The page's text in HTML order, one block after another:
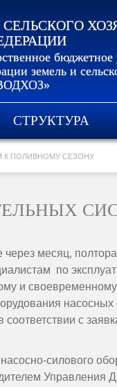
земель и
СТРУКТУРА
К ПОЛИВНОМУ СЕЗОНУ
месяц,
по
и
соответствии с
силового
Управления